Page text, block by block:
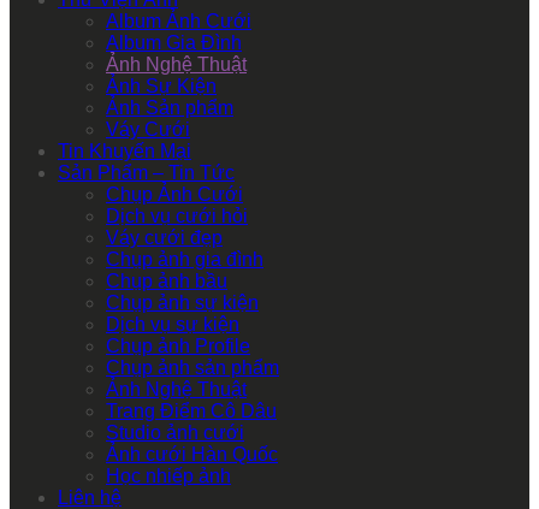
Album Ảnh Cưới
Album Gia Đình
Ảnh Nghệ Thuật
Ảnh Sự Kiện
Ảnh Sản phẩm
Váy Cưới
Tin Khuyến Mại
Sản Phẩm – Tin Tức
Chụp Ảnh Cưới
Dịch vụ cưới hỏi
Váy cưới đẹp
Chụp ảnh gia đình
Chụp ảnh bầu
Chụp ảnh sự kiện
Dịch vụ sự kiện
Chụp ảnh Profile
Chụp ảnh sản phẩm
Ảnh Nghệ Thuật
Trang Điểm Cô Dâu
Studio ảnh cưới
Ảnh cưới Hàn Quốc
Học nhiếp ảnh
Liên hệ